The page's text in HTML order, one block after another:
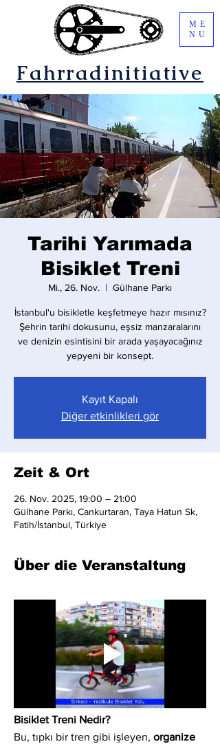
Fahrradinitiative
ME
NU
Tarihi Yarımada
Bisiklet Treni
Mi., 26. Nov.
  |
Gülhane Parkı
İstanbul'u bisikletle keşfetmeye hazır mısınız?
Şehrin tarihi dokusunu, eşsiz manzaralarını
ve denizin esintisini bir arada yaşayacağınız
yepyeni bir konsept.
Kayıt Kapalı
Diğer etkinlikleri gör
Zeit & Ort
26. Nov. 2025, 19:00 – 21:00
Gülhane Parkı, Cankurtaran, Taya Hatun Sk,
Fatih/İstanbul, Türkiye
Über die Veranstaltung
Bisiklet Treni Nedir?
Bu, tıpkı bir tren gibi işleyen, organize